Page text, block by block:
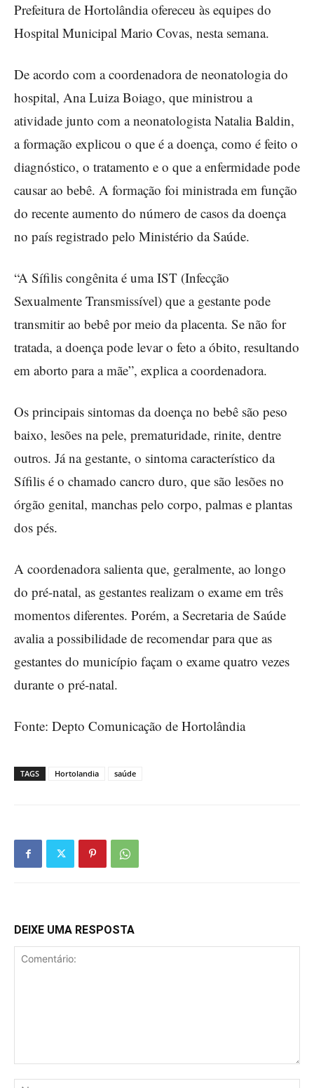
Prefeitura de Hortolândia ofereceu às equipes do
Hospital Municipal Mario Covas, nesta semana.
De acordo com a coordenadora de neonatologia do
hospital, Ana Luiza Boiago, que ministrou a
atividade junto com a neonatologista Natalia Baldin,
a formação explicou o que é a doença, como é feito o
diagnóstico, o tratamento e o que a enfermidade pode
causar ao bebê. A formação foi ministrada em função
do recente aumento do número de casos da doença
no país registrado pelo Ministério da Saúde.
“A Sífilis congênita é uma IST (Infecção
Sexualmente Transmissível) que a gestante pode
transmitir ao bebê por meio da placenta. Se não for
tratada, a doença pode levar o feto a óbito, resultando
em aborto para a mãe”, explica a coordenadora.
Os principais sintomas da doença no bebê são peso
baixo, lesões na pele, prematuridade, rinite, dentre
outros. Já na gestante, o sintoma característico da
Sífilis é o chamado cancro duro, que são lesões no
órgão genital, manchas pelo corpo, palmas e plantas
dos pés.
A coordenadora salienta que, geralmente, ao longo
do pré-natal, as gestantes realizam o exame em três
momentos diferentes. Porém, a Secretaria de Saúde
avalia a possibilidade de recomendar para que as
gestantes do município façam o exame quatro vezes
durante o pré-natal.
Fonte: Depto Comunicação de Hortolândia
TAGS Hortolandia saúde
DEIXE UMA RESPOSTA